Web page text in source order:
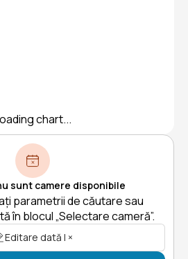
chart...
sunt camere disponibile
parametrii de căutare sau
în blocul „Selectare cameră”.
Editare dată | ×